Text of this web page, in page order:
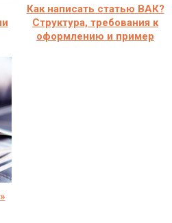
Как написать статью ВАК?
Структура, требования к
оформлению и пример